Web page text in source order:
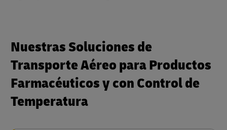
Nuestras Soluciones de
Transporte Aéreo para Productos
Farmacéuticos y con Control de
Temperatura